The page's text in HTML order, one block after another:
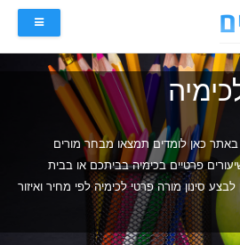
כאן לומדים תמצאו מבחר מורים
פרטיים בכימיה בביתכם או בבית
סינון מורה פרטי לכימיה לפי מחיר ואיזור